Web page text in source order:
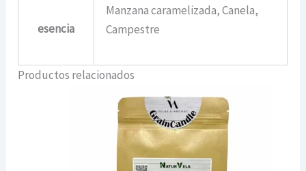
esencia
Manzana caramelizada, Canela,
Campestre
Productos relacionados